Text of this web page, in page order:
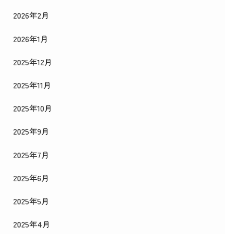
2026年2月
2026年1月
2025年12月
2025年11月
2025年10月
2025年9月
2025年7月
2025年6月
2025年5月
2025年4月